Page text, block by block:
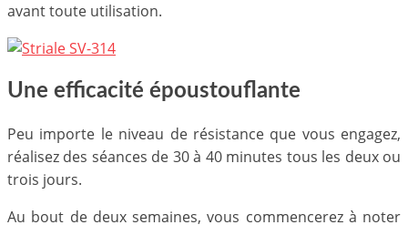
avant toute utilisation.
Une efficacité époustouflante
Peu importe le niveau de résistance que vous engagez,
réalisez des séances de 30 à 40 minutes tous les deux ou
trois jours.
Au bout de deux semaines, vous commencerez à noter